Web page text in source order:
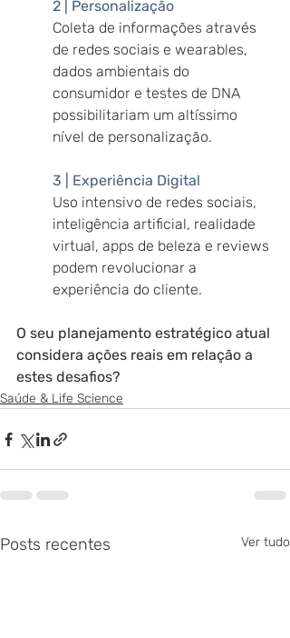
2 | Personalização
Coleta de informações através
de redes sociais e wearables,
dados ambientais do
consumidor e testes de DNA
possibilitariam um altíssimo
nível de personalização.
3 | Experiência Digital
Uso intensivo de redes sociais,
inteligência artificial, realidade
virtual, apps de beleza e reviews
podem revolucionar a
experiência do cliente.
O seu planejamento estratégico atual
considera ações reais em relação a
estes desafios?
Saúde & Life Science
Posts recentes Ver tudo